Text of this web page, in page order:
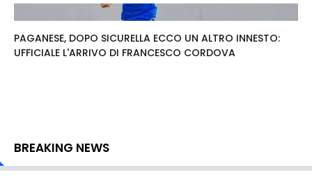
PAGANESE, DOPO SICURELLA ECCO UN ALTRO INNESTO:
UFFICIALE L'ARRIVO DI FRANCESCO CORDOVA
BREAKING NEWS